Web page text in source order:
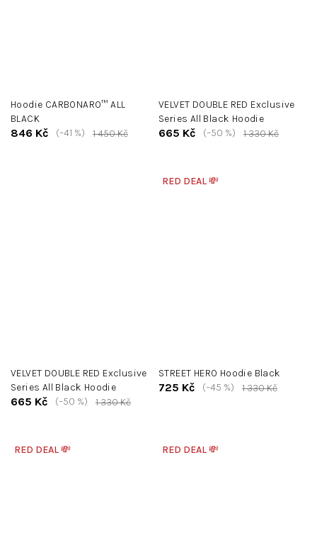
Hoodie CARBONARO™ ALL
BLACK
846 Kč 1 450 Kč
(–41 %)
VELVET DOUBLE RED Exclusive
Series All Black Hoodie
665 Kč 1 330 Kč
(–50 %)
VELVET DOUBLE RED Exclusive
Series All Black Hoodie
665 Kč 1 330 Kč
(–50 %)
RED DEAL 💸
STREET HERO Hoodie Black
725 Kč 1 330 Kč
(–45 %)
RED DEAL 💸 RED DEAL 💸